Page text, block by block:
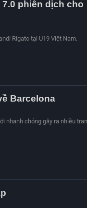
phiên dịch cho
Rigato tại U19 Việt Nam.
Barcelona
nhanh chóng gây ra nhiều